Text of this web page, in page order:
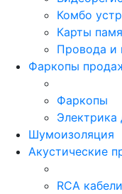
Комбо
Карты
Провода и
Фаркопы
Фаркопы
Электрика
Шумоизоляция
Акустические
RCA